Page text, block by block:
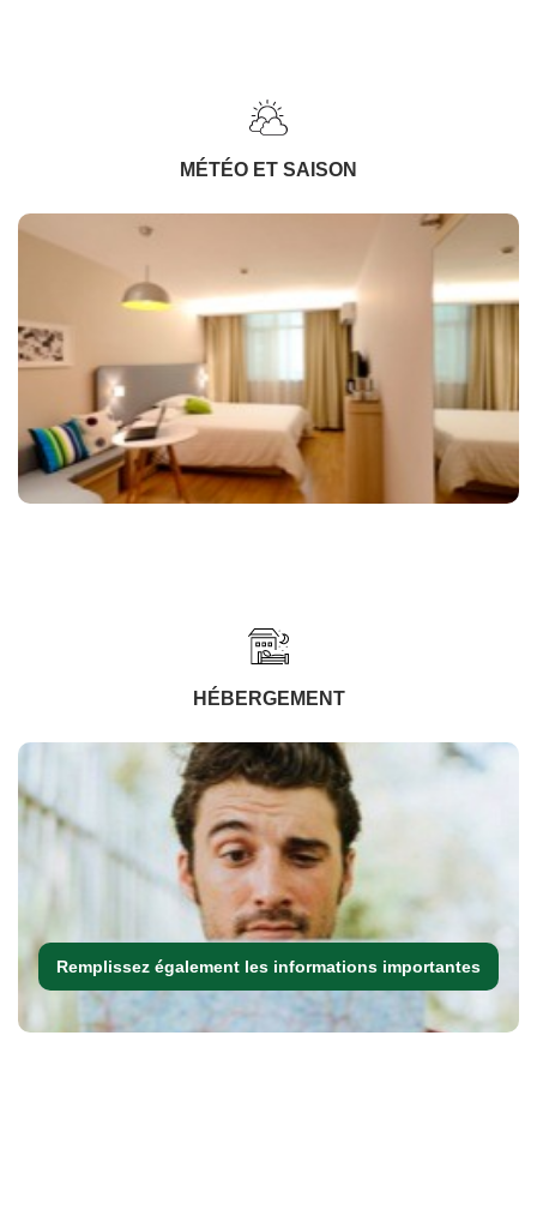
MÉTÉO ET SAISON
HÉBERGEMENT
Remplissez également les informations importantes